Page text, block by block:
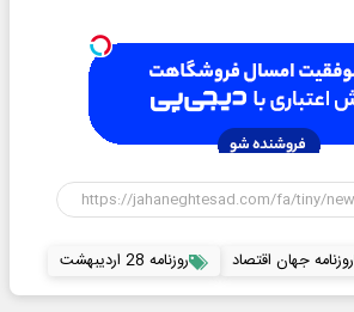
روزنامه جهان اقتصاد روزنامه 28 اردیبهشت